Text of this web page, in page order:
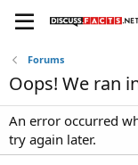
Forums
Oops! We ran
An error occurred
try again later.